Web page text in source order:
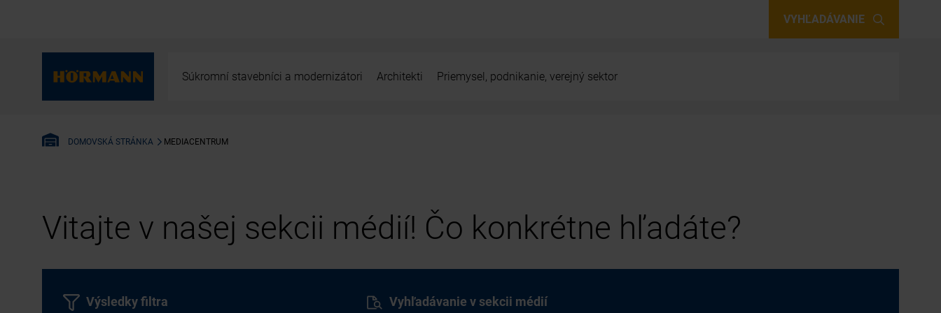
VYHĽADÁVANIE
Súkromní stavebníci a modernizátori Architekti Priemysel, podnikanie, verejný sektor
DOMOVSKÁ STRÁNKA MEDIACENTRUM
Vitajte v našej sekcii médií! Čo konkrétne hľadáte?
Vyhľadávanie v sekcii médií
Výsledky filtra